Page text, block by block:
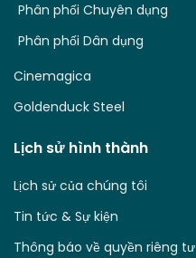
Phân phối Dân dụng
Phân phối Chuyên dụng
Cinemagica
Goldenduck Steel
Lịch sử hình thành
Lịch sử của chúng tôi
Tin tức & Sự kiện
Thông báo về quyền riêng tư